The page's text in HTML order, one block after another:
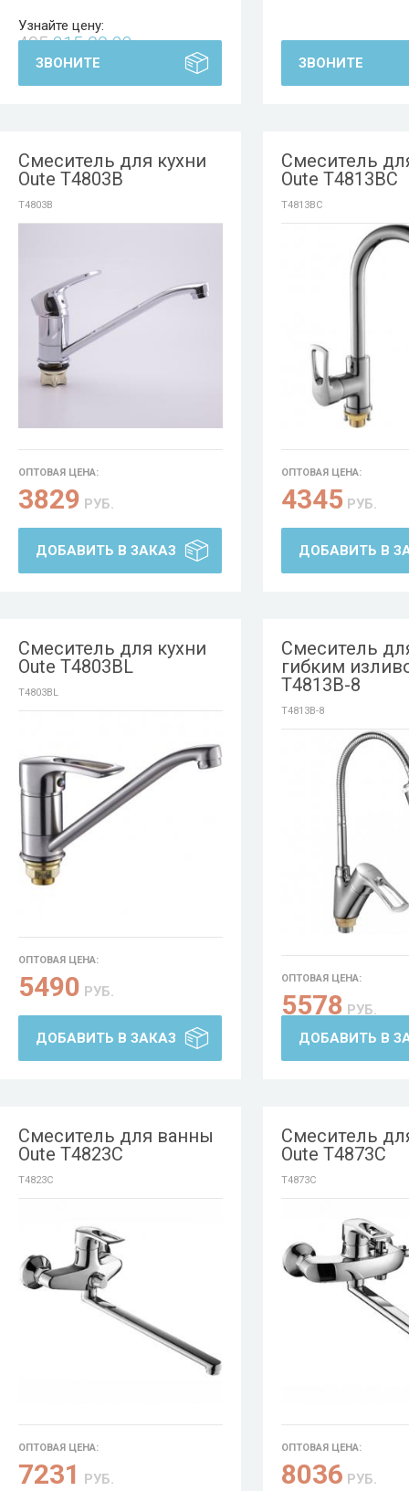
Узнайте цену:
495215 00 23
ЗВОНИТЕ ЗВОНИТЕ
Смеситель для кухни
Oute T4803B
T4803B
ОПТОВАЯ ЦЕНА:
3829 РУБ.
ДОБАВИТЬ В ЗАКАЗ
Смеситель
Oute T4813BC
T4813BC
ОПТОВАЯ ЦЕНА:
4345 РУБ.
ДОБАВИТЬ В
Смеситель для кухни
Oute T4803BL
T4803BL
ОПТОВАЯ ЦЕНА:
5490 РУБ.
ДОБАВИТЬ В ЗАКАЗ
Смеситель
гибким
T4813B-8
T4813B-8
ОПТОВАЯ ЦЕНА:
5578 РУБ.
ДОБАВИТЬ В
Смеситель для ванны
Oute T4823C
T4823C
ОПТОВАЯ ЦЕНА:
7231 РУБ.
Смеситель
Oute T4873C
T4873C
ОПТОВАЯ ЦЕНА:
8036 РУБ.